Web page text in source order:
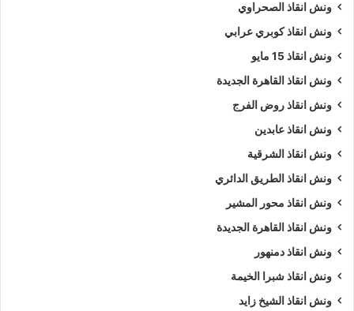
ونش انقاذ الصحراوي
ونش انقاذ كوبري عرابي
ونش انقاذ 15 مايو
ونش انقاذ القاهرة الجديدة
ونش انقاذ روض الفرج
ونش انقاذ عابدين
ونش انقاذ الشرقية
ونش انقاذ الطريق الدائري
ونش انقاذ محور المشير
ونش انقاذ القاهرة الجديدة
ونش انقاذ دمنهور
ونش انقاذ شبرا الخيمة
ونش انقاذ الشيخ زايد